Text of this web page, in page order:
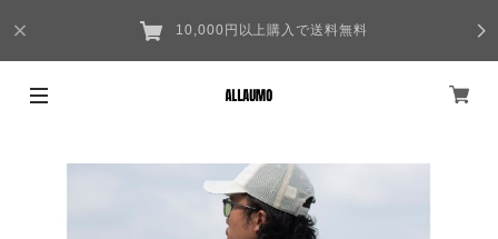
10,000円以上購入で送料無料